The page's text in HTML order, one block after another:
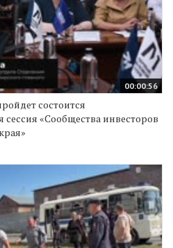
00:00:56
состоится
сессия «Сообщества инвесторов